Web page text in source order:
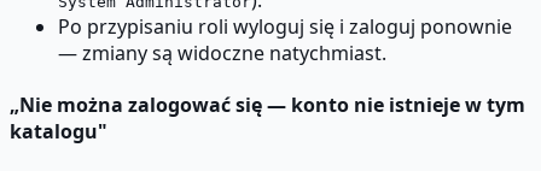
Po przypisaniu roli wyloguj się i zaloguj ponownie
— zmiany są widoczne natychmiast.
„Nie można zalogować się — konto nie istnieje w tym
katalogu"